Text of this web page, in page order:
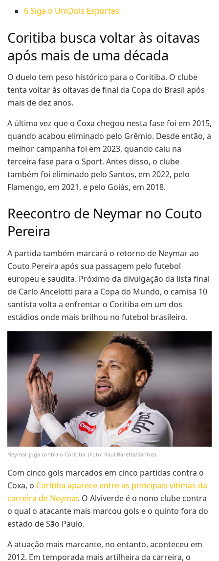
6Siga o UmDois Esportes
Coritiba busca voltar às oitavas
após mais de uma década
O duelo tem peso histórico para o Coritiba. O clube
tenta voltar às oitavas de final da Copa do Brasil após
mais de dez anos.
A última vez que o Coxa chegou nesta fase foi em 2015,
quando acabou eliminado pelo Grêmio. Desde então, a
melhor campanha foi em 2023, quando caiu na
terceira fase para o Sport. Antes disso, o clube
também foi eliminado pelo Santos, em 2022, pelo
Flamengo, em 2021, e pelo Goiás, em 2018.
Reecontro de Neymar no Couto
Pereira
A partida também marcará o retorno de Neymar ao
Couto Pereira após sua passagem pelo futebol
europeu e saudita. Próximo da divulgação da lista final
de Carlo Ancelotti para a Copa do Mundo, o camisa 10
santista volta a enfrentar o Coritiba em um dos
estádios onde mais brilhou no futebol brasileiro.
Neymar joga contra o Coritiba. (Foto: Raul Baretta/Santos)
Com cinco gols marcados em cinco partidas contra o
Coxa, o Coritiba aparece entre as principais vítimas da
carreira de Neymar. O Alviverde é o nono clube contra
o qual o atacante mais marcou gols e o quinto fora do
estado de São Paulo.
A atuação mais marcante, no entanto, aconteceu em
2012. Em temporada mais artilheira da carreira, o